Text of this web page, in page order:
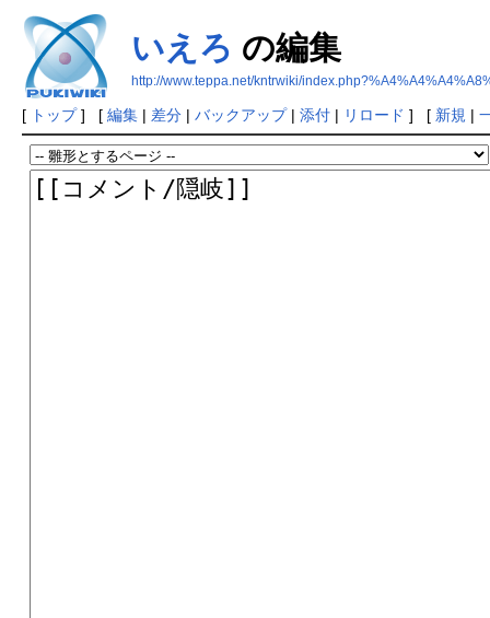
いえろ の編集
http://www.teppa.net/kntrwiki/
[ トップ] [ 編集| 差分| バックアップ| 添付| リロード ] [ 新規 |